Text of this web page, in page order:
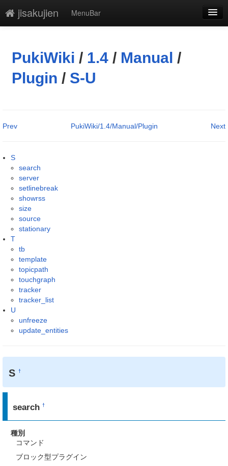
jisakujien
MenuBar
添付
凍結解除
PukiWiki / 1.4 / Manual /
Plugin / S-U
Prev Next
PukiWiki/1.4/Manual/Plugin
S
search
server
setlinebreak
showrss
size
source
stationary
T
tb
template
topicpath
touchgraph
tracker
tracker_list
U
unfreeze
update_entities
S†
search†
種別
コマンド
ブロック型プラグイン